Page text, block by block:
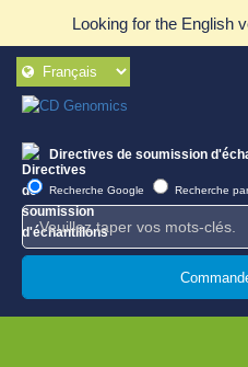
Looking for the English
Directives de soumission
Recherche Google Recherche